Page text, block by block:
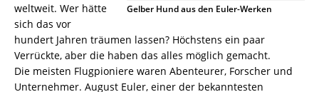
Gelber Hund aus den Euler-Werken
weltweit. Wer hätte
sich das vor
hundert Jahren träumen lassen? Höchstens ein paar
Verrückte, aber die haben das alles möglich gemacht.
Die meisten Flugpioniere waren Abenteurer, Forscher und
Unternehmer. August Euler, einer der bekanntesten